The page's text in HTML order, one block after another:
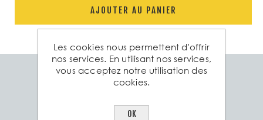
AJOUTER AU PANIER
Spéc. technique Produits associés
Les cookies nous permettent d'offrir
nos services. En utilisant nos services,
vous acceptez notre utilisation des
cookies.
OK